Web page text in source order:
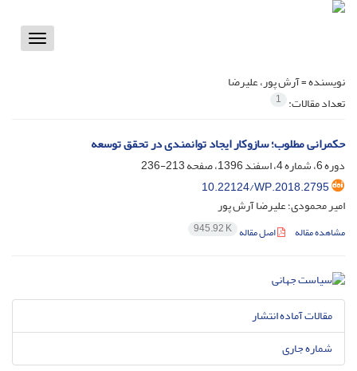
Toggle
نویسنده =آرش پور، علیرضا
تعداد مقالات: 1
حکمرانی مطلوب؛ سازوکار ایجاد توانمندی در تحقق توسعه
دوره 6، شماره 4، اسفند 1396، صفحه
213-236
10.22124/WP.2018.2795
امیر محمودی؛ علیرضا آرش پور
مشاهده مقاله اصل مقاله 945.92 K
مقالات آماده انتشار
شماره جاری